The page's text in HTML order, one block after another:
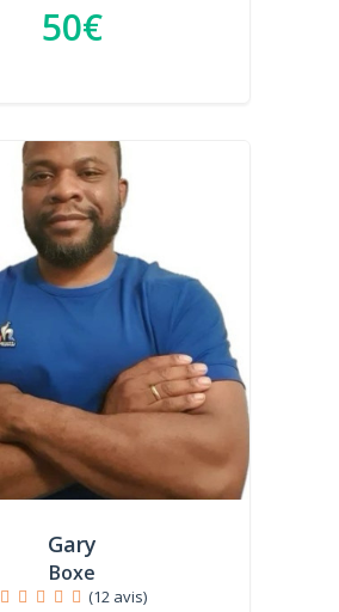
50€
Gary
Boxe
(12 avis)